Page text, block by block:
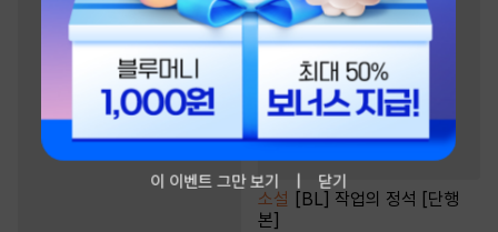
소설 [BL] 작업의 정석 [단행
본]
이 이벤트 그만 보기 닫기